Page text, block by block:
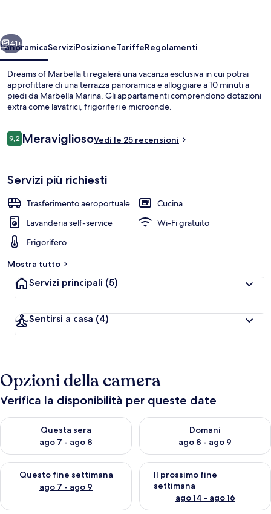
Avanti
41+
PanoramicaServiziPosizioneTariffeRegolamenti
Dreams of Marbella ti regalerà una vacanza esclusiva in cui potrai
approfittare di una terrazza panoramica e alloggiare a 10 minuti a
piedi da Marbella Marina. Gli appartamenti comprendono dotazioni
extra come lavatrici, frigoriferi e microonde.
Recensioni
9,29,2 su 10
MeravigliosoVedi le 25 recensioni
Servizi più richiesti
Trasferimento aeroportuale
Cucina
Lavanderia self-service
Wi-Fi gratuito
Frigorifero
Mostra tutto
Servizi principali (5)
Sentirsi a casa (4)
Opzioni della camera
Verifica la disponibilità per queste date
Questa sera
ago 7 - ago 8
Verifica la disponibilità per questa sera, ago 7 - ago 8
Domani
ago 8 - ago 9
Verifica la disponibilità per
Questo fine settimana
ago 7 - ago 9
Verifica la disponibilità per questo fine settimana, ago 7 - ago
Il prossimo fine
settimana
ago 14 - ago 16
Verifica la disponibilità per il